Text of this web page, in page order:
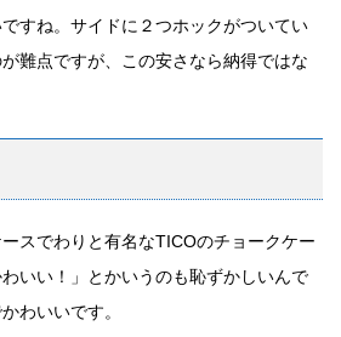
すね。サイドに２つホックがついてい
難点ですが、この安さなら納得ではな
スでわりと有名なTICOのチョークケー
いい！」とかいうのも恥ずかしいんで
わいいです。